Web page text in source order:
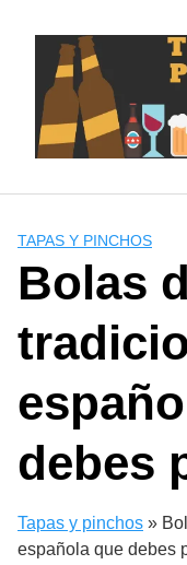
contenido
TAPAS Y PINCHOS
Bolas
debes
Tapas y pinchos »
española que debes